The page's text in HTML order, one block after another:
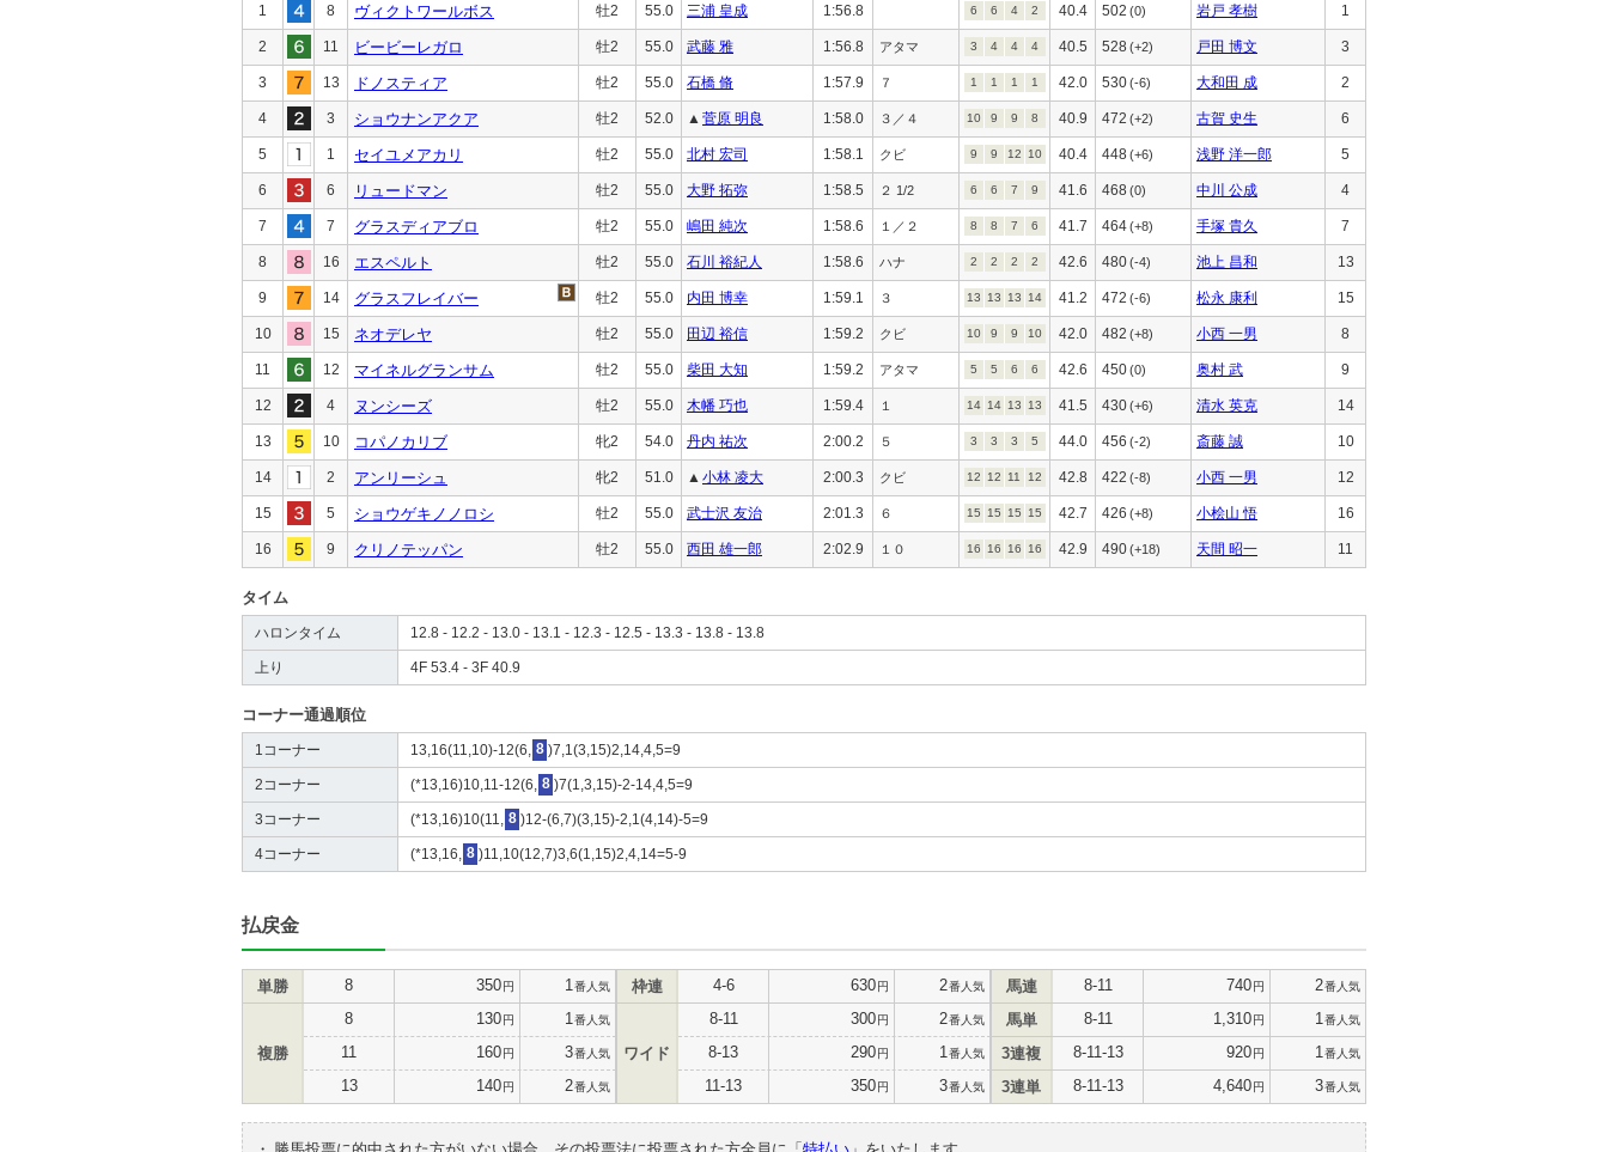
1 8 ヴィクトワールボス 牡2 55.0 三浦 皇成 1:56.8 6 6 4 2 40.4 502 (0) 岩戸 孝樹 1
2 11 ビービーレガロ 牡2 55.0 武藤 雅 1:56.8 アタマ 3 4 4 4 40.5 528 (+2) 戸田 博文 3
3 13 ドノスティア 牡2 55.0 石橋 脩 1:57.9 ７ 1 1 1 1 42.0 530(-6) 大和田 成 2
4 3 ショウナンアクア 牡2 52.0 ▲ 菅原 明良 1:58.0 ３／４ 10 9 9 8 40.9 472 (+2) 古賀 史生 6
5 1 セイユメアカリ 牡2 55.0 北村 宏司 1:58.1 クビ 9 9 12 10 40.4 448(+6) 浅野 洋一郎 5
6 6 リュードマン 牡2 55.0 大野 拓弥 1:58.5 ２ 1/2 6 6 7 9 41.6 468 (0) 中川 公成 4
7 7 グラスディアブロ 牡2 55.0 嶋田 純次 1:58.6 １／２ 8 8 7 6 41.7 464(+8) 手塚 貴久 7
8 16 エスペルト 牡2 55.0 石川 裕紀人 1:58.6 ハナ 2 2 2 2 42.6 480(-4) 池上 昌和 13
9 14 グラスフレイバー 牡2 55.0 内田 博幸 1:59.1 ３ 13 13 13 14 41.2 472 (-6) 松永 康利 15
10 15 ネオデレヤ 牡2 55.0 田辺 裕信 1:59.2 クビ 10 9 9 10 42.0 482 (+8) 小西 一男 8
11 12 マイネルグランサム 牡2 55.0 柴田 大知 1:59.2 アタマ 5 5 6 6 42.6 450(0) 奥村 武 9
12 4 ヌンシーズ 牡2 55.0 木幡 巧也 1:59.4 １ 14 14 13 13 41.5 430(+6) 清水 英克 14
13 10 コパノカリブ 牝2 54.0 丹内 祐次 2:00.2 ５ 3 3 3 5 44.0 456 (-2) 斎藤 誠 10
14 2 アンリーシュ 牝2 51.0 ▲ 小林 凌大 2:00.3 クビ 12 12 11 12 42.8 422 (-8) 小西 一男 12
15 5 ショウゲキノノロシ 牡2 55.0 武士沢 友治 2:01.3 ６ 15 15 15 15 42.7 426 (+8) 小桧山 悟 16
16 9 クリノテッパン 牡2 55.0 西田 雄一郎 2:02.9 １０ 16 16 16 16 42.9 490(+18) 天間 昭一 11
タイム
ハロンタイム 12.8 - 12.2 - 13.0 - 13.1 - 12.3 - 12.5 - 13.3 - 13.8 - 13.8
上り 4F 53.4 - 3F 40.9
コーナー通過順位
1コーナー 13,16(11,10)-12(6, 8 )7,1(3,15)2,14,4,5=9
2コーナー (*13,16)10,11-12(6, 8 )7(1,3,15)-2-14,4,5=9
3コーナー (*13,16)10(11, 8 )12-(6,7)(3,15)-2,1(4,14)-5=9
4コーナー (*13,16, 8 )11,10(12,7)3,6(1,15)2,4,14=5-9
払戻金
単勝 8 350円 1 番人気
複勝
8 130円 1 番人気
11 160円 3番人気
13 140円 2番人気
枠連 4-6 630円 2番人気
ワイド
8-11 300円 2番人気
8-13 290円 1 番人気
11-13 350円 3番人気
馬連 8-11 740円 2番人気
馬単 8-11 1,310円 1 番人気
3連複 8-11-13 920円 1 番人気
3連単 8-11-13 4,640円 3番人気